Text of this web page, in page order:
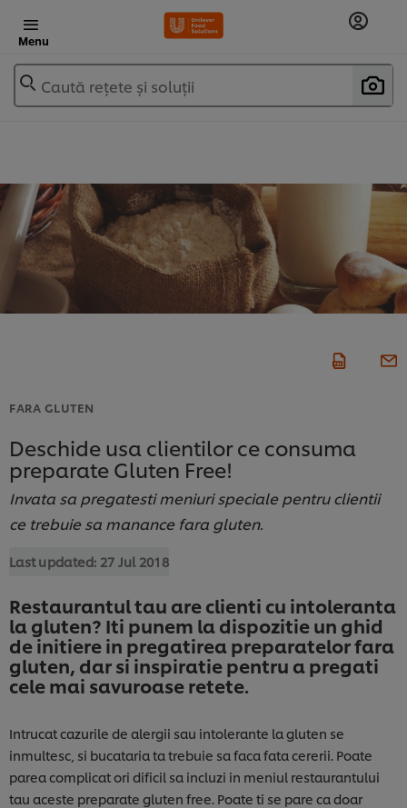
Menu
Caută rețete și soluții
FARA GLUTEN
Deschide usa clientilor ce consuma
preparate Gluten Free!
Invata sa pregatesti meniuri speciale pentru clientii
ce trebuie sa manance fara gluten.
Last updated: 27 Jul 2018
Restaurantul tau are clienti cu intoleranta
la gluten? Iti punem la dispozitie un ghid
de initiere in pregatirea preparatelor fara
gluten, dar si inspiratie pentru a pregati
cele mai savuroase retete.
Intrucat cazurile de alergii sau intolerante la gluten se
inmultesc, si bucataria ta trebuie sa faca fata cererii. Poate
parea complicat ori dificil sa incluzi in meniul restaurantului
tau aceste preparate gluten free. Poate ti se pare ca doar